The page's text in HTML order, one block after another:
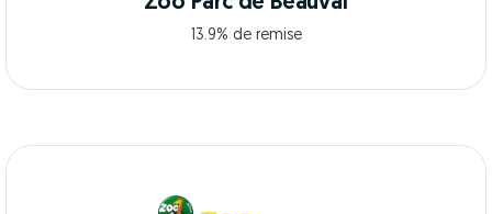
13.9% de remise